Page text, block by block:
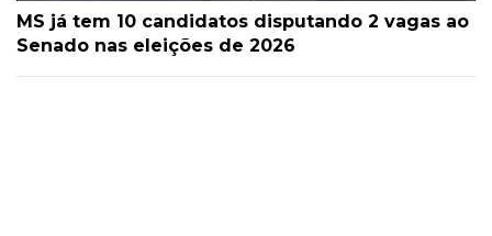
MS já tem 10 candidatos disputando 2 vagas ao
Senado nas eleições de 2026